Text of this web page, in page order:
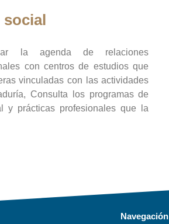
social
la agenda de relaciones
con centros de estudios que
vinculadas con las actividades
Consulta los programas de
y prácticas profesionales que la
Navegación